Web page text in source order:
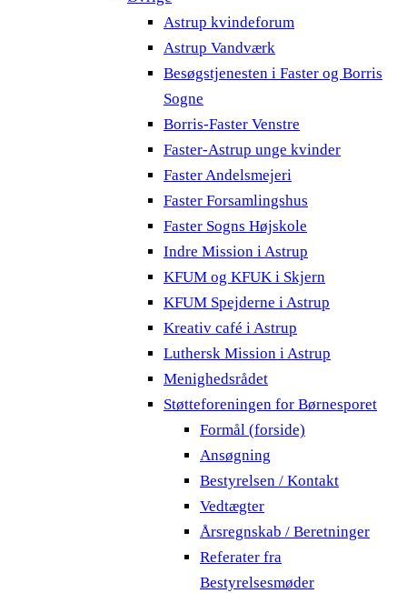
Astrup kvindeforum
Astrup Vandværk
Besøgstjenesten i Faster og Borris
Sogne
Borris-Faster Venstre
Faster-Astrup unge kvinder
Faster Andelsmejeri
Faster Forsamlingshus
Faster Sogns Højskole
Indre Mission i Astrup
KFUM og KFUK i Skjern
KFUM Spejderne i Astrup
Kreativ café i Astrup
Luthersk Mission i Astrup
Menighedsrådet
Støtteforeningen for Børnesporet
Formål (forside)
Ansøgning
Bestyrelsen / Kontakt
Vedtægter
Årsregnskab / Beretninger
Referater fra
Bestyrelsesmøder